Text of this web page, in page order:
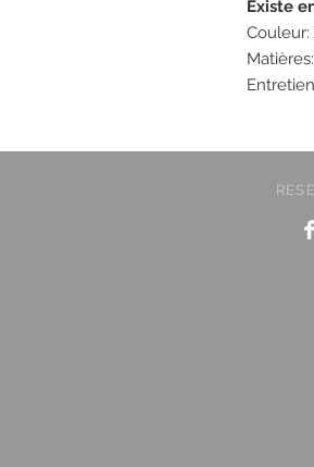
Existe
Couleur: